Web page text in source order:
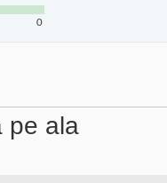
0
pe ala